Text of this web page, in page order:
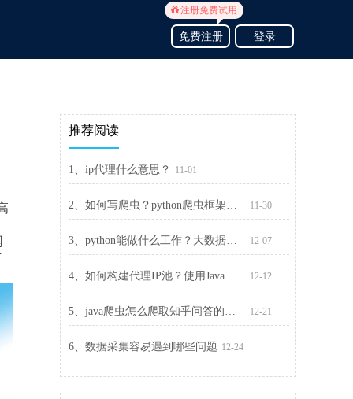
免费注册
注册免费试用
登录
推荐阅读
1、ip代理什么意思？ 11-01
2、如何写爬虫？python爬虫框架有哪些？ 11-30
3、python能做什么工作？大数据、人工智能，还有什么？ 12-07
4、如何构建代理IP池？使用Java构建免费代理IP池方法 12-12
5、java爬虫怎么爬取知乎问答的案例 12-21
6、数据采集容易遇到哪些问题 12-24